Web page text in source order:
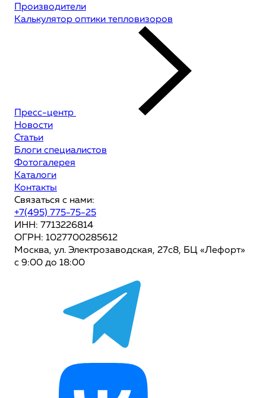
Производители
Калькулятор оптики тепловизоров
Пресс-центр
Новости
Статьи
Блоги специалистов
Фотогалерея
Каталоги
Контакты
Связаться с нами:
+7(495) 775-75-25
ИНН: 7713226814
ОГРН: 1027700285612
Москва, ул. Электрозаводская, 27с8, БЦ «Лефорт»
с 9:00 до 18:00